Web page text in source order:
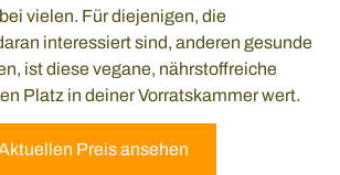
vielen. Für diejenigen, die
interessiert sind, anderen gesunde
ist diese vegane, nährstoffreiche
Platz in deiner Vorratskammer wert.
Preis ansehen